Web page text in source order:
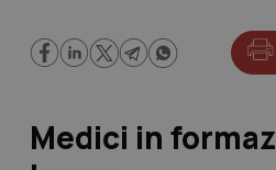
Medici in